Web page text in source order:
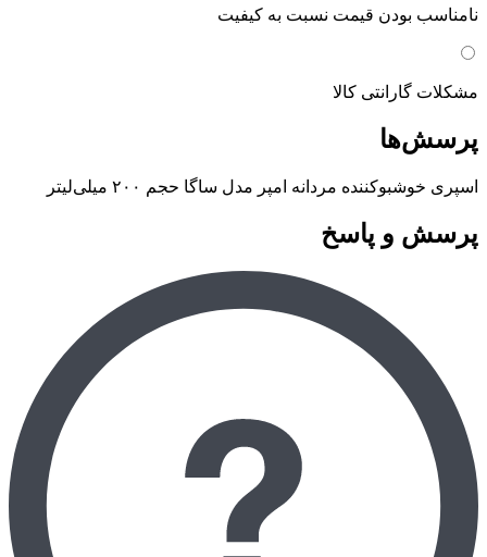
نامناسب بودن قیمت نسبت به کیفیت
مشکلات گارانتی کالا
پرسش‌ها
اسپری خوشبوکننده مردانه امپر مدل ساگا حجم ۲۰۰ میلی‌لیتر
پرسش و پاسخ